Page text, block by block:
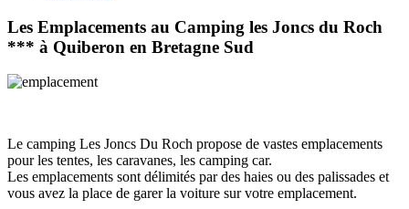
Les Emplacements au Camping les Joncs du Roch
*** à Quiberon en Bretagne Sud
Le camping Les Joncs Du Roch propose de vastes emplacements
pour les tentes, les caravanes, les camping car.
Les emplacements sont délimités par des haies ou des palissades et
vous avez la place de garer la voiture sur votre emplacement.